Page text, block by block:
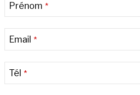
Prénom *
Email *
Tél *